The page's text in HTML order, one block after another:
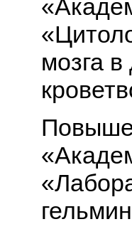
мозга